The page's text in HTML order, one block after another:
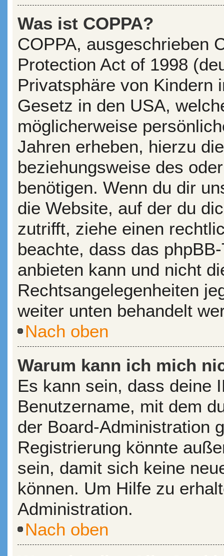
Was ist COPPA?
COPPA, ausgeschrieben
Protection Act of 1998
Privatsphäre von Kindern
Gesetz in den USA,
möglicherweise
Jahren erheben, hierzu
beziehungsweise des
benötigen. Wenn du dir
die Website, auf der du
zutrifft, ziehe einen
beachte, dass das
anbieten kann und nicht
Rechtsangelegenheiten
weiter unten behandelt
Nach oben
Warum kann ich mich
Es kann sein, dass deine
Benutzername, mit dem
der Board-Administration
Registrierung könnte
sein, damit sich keine
können. Um Hilfe zu
Administration.
Nach oben